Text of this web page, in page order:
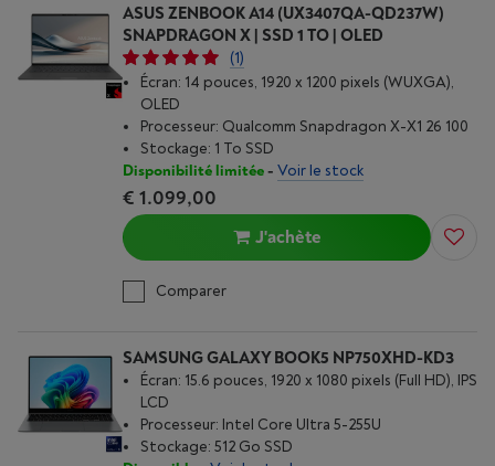
ASUS ZENBOOK A14 (UX3407QA-QD237W)
SNAPDRAGON X | SSD 1 TO | OLED
(1)
Écran: 14 pouces, 1920 x 1200 pixels (WUXGA),
OLED
Processeur: Qualcomm Snapdragon X-X1 26 100
Stockage: 1 To SSD
Disponibilité limitée- Voir le stock
€ 1.099,00
J'achète
Comparer
SAMSUNG GALAXY BOOK5 NP750XHD-KD3
Écran: 15.6 pouces, 1920 x 1080 pixels (Full HD), IPS
LCD
Processeur: Intel Core Ultra 5-255U
Stockage: 512 Go SSD